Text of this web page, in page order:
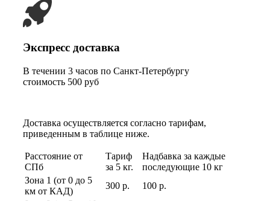
Экспресс доставка
В течении 3 часов по Санкт-Петербургу
стоимость 500 руб
Доставка осуществляется согласно тарифам,
приведенным в таблице ниже.
Расстояние от
СПб
Тариф
за 5 кг.
Надбавка за каждые
последующие 10 кг
Зона 1 (от 0 до 5
км от КАД)
300 р.
100 р.